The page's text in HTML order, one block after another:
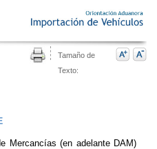
Tamaño de
Texto:
Mercancías (en adelante DAM)